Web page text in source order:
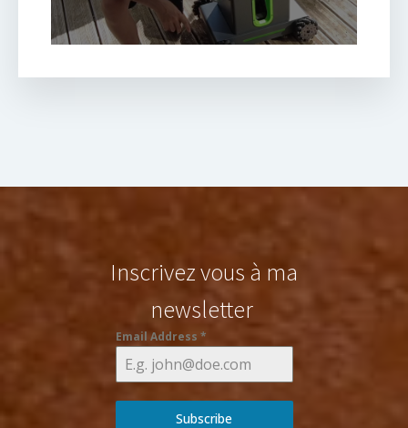
Inscrivez vous à ma
newsletter
Email Address *
Subscribe